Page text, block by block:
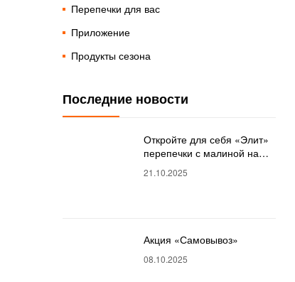
Перепечки для вас
Приложение
Продукты сезона
Последние новости
Откройте для себя «Элит»
перепечки с малиной на
perepechki.ru!
21.10.2025
Акция «Самовывоз»
08.10.2025